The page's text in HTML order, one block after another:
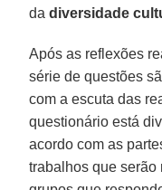
da diversidade
Após as reflexões
série de questões
com a escuta das
questionário está
acordo com as
trabalhos que